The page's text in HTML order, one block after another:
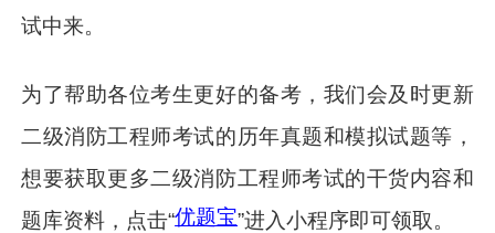
试中来。
为了帮助各位考生更好的备考，我们会及时更新
二级消防工程师考试的历年真题和模拟试题等，
想要获取更多二级消防工程师考试的干货内容和
题库资料，点击“优题宝”进入小程序即可领取。